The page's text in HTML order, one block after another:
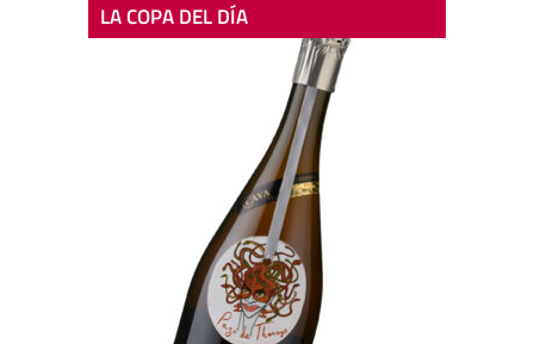
LA COPA DEL DÍA